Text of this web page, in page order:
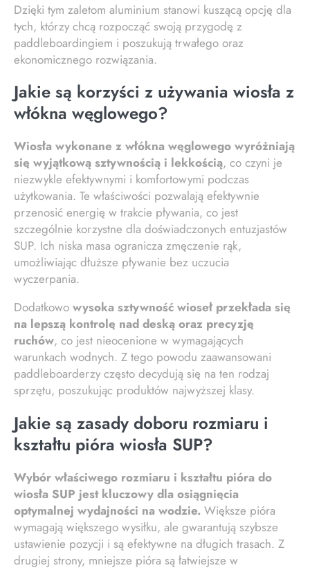
Dzięki tym zaletom aluminium stanowi kuszącą opcję dla
tych, którzy chcą rozpocząć swoją przygodę z
paddleboardingiem i poszukują trwałego oraz
ekonomicznego rozwiązania.
Jakie są korzyści z używania wiosła z
włókna węglowego?
Wiosła wykonane z włókna węglowego wyróżniają
się wyjątkową sztywnością i lekkością, co czyni je
niezwykle efektywnymi i komfortowymi podczas
użytkowania. Te właściwości pozwalają efektywnie
przenosić energię w trakcie pływania, co jest
szczególnie korzystne dla doświadczonych entuzjastów
SUP. Ich niska masa ogranicza zmęczenie rąk,
umożliwiając dłuższe pływanie bez uczucia
wyczerpania.
Dodatkowo wysoka sztywność wioseł przekłada się
na lepszą kontrolę nad deską oraz precyzję
ruchów, co jest nieocenione w wymagających
warunkach wodnych. Z tego powodu zaawansowani
paddleboarderzy często decydują się na ten rodzaj
sprzętu, poszukując produktów najwyższej klasy.
Jakie są zasady doboru rozmiaru i
kształtu pióra wiosła SUP?
Wybór właściwego rozmiaru i kształtu pióra do
wiosła SUP jest kluczowy dla osiągnięcia
optymalnej wydajności na wodzie. Większe pióra
wymagają większego wysiłku, ale gwarantują szybsze
ustawienie pozycji i są efektywne na długich trasach. Z
drugiej strony, mniejsze pióra są łatwiejsze w